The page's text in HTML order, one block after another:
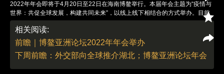
2022年年会即将于4月20日至22日在海南博鳌举行。本届年会主题为“疫情与
世界：共促全球发展，构建共同未来”，以线上线下相结合的方式举办。目前
年会各项筹备工作已经准备就绪。图：视觉中国
责任编辑：白雪 | 版面编辑：白雪
相关阅读:
前瞻｜博鳌亚洲论坛2022年年会举办
下周前瞻：外交部向全球推介湖北；博鳌亚洲论坛年会